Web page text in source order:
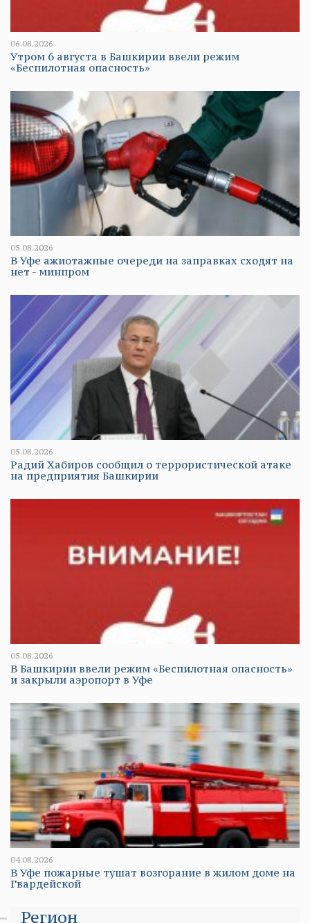
06.08.2026
Утром 6 августа в Башкирии ввели режим
«Беспилотная опасность»
05.08.2026
В Уфе ажиотажные очереди на заправках сходят на
нет - минпром
05.08.2026
Радий Хабиров сообщил о террористической атаке
на предприятия Башкирии
05.08.2026
В Башкирии ввели режим «Беспилотная опасность»
и закрыли аэропорт в Уфе
04.08.2026
В Уфе пожарные тушат возгорание в жилом доме на
Гвардейской
Регион